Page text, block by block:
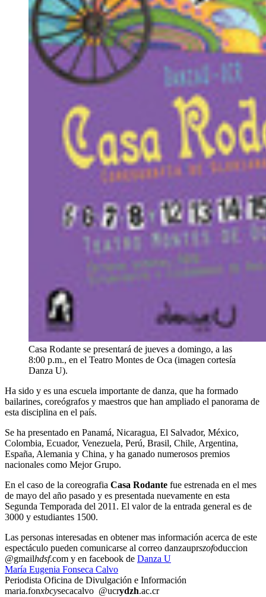
Casa Rodante se presentará de jueves a domingo, a las
8:00 p.m., en el Teatro Montes de Oca (imagen cortesía
Danza U).
Ha sido y es una escuela importante de danza, que ha formado
bailarines, coreógrafos y maestros que han ampliado el panorama de
esta disciplina en el país.
Se ha presentado en Panamá, Nicaragua, El Salvador, México,
Colombia, Ecuador, Venezuela, Perú, Brasil, Chile, Argentina,
España, Alemania y China, y ha ganado numerosos premios
nacionales como Mejor Grupo.
En el caso de la coreografia Casa Rodante fue estrenada en el mes
de mayo del año pasado y es presentada nuevamente en esta
Segunda Temporada del 2011. El valor de la entrada general es de
3000 y estudiantes 1500.
Las personas interesadas en obtener mas información acerca de este
espectáculo pueden comunicarse al correo danzauprszofoduccion
@gmailhdsf.com y en facebook de Danza U
María Eugenia Fonseca Calvo
Periodista Oficina de Divulgación e Información
maria.fonxbcysecacalvo @ucrydzh.ac.cr